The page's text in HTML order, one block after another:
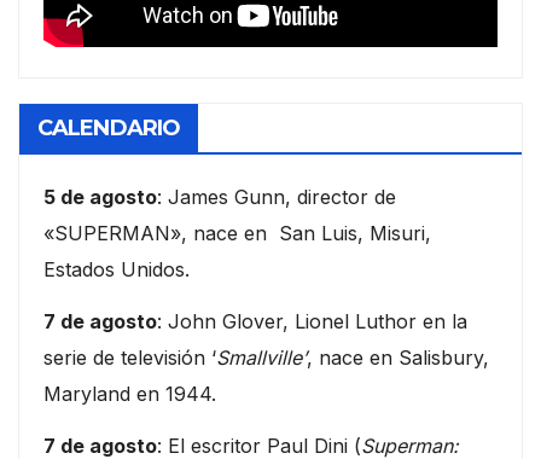
CALENDARIO
5 de agosto: James Gunn, director de
«SUPERMAN», nace en San Luis, Misuri,
Estados Unidos.
7 de agosto: John Glover, Lionel Luthor en la
serie de televisión ‘Smallville’, nace en Salisbury,
Maryland en 1944.
7 de agosto: El escritor Paul Dini (Superman: